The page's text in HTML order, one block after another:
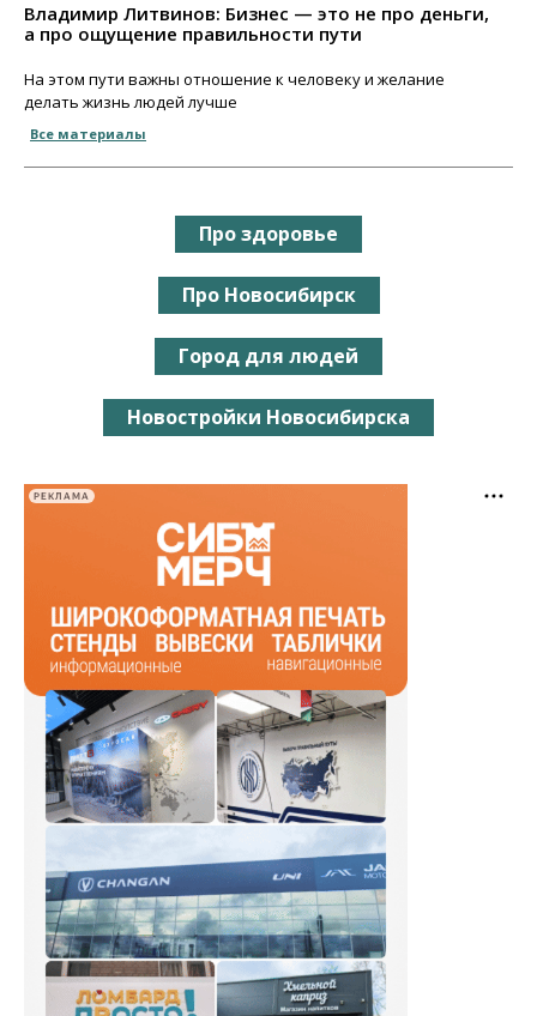
Владимир Литвинов: Бизнес — это не про деньги,
а про ощущение правильности пути
На этом пути важны отношение к человеку и желание
делать жизнь людей лучше
Все материалы
Про здоровье
Про Новосибирск
Город для людей
Новостройки Новосибирска
РЕКЛАМА